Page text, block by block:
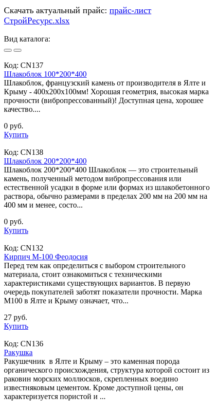
Скачать актуальный прайс: прайс-лист
СтройРесурс.xlsx
Вид каталога:
Код: CN137
Шлакоблок 100*200*400
Шлакоблок, французский камень от производителя в Ялте и
Крыму - 400х200х100мм! Хорошая геометрия, высокая марка
прочности (вибропрессованный)! Доступная цена, хорошее
качество....
0 руб.
Купить
Код: CN138
Шлакоблок 200*200*400
Шлакоблок 200*200*400 Шлакоблок — это строительный
камень, полученный методом вибропрессования или
естественной усадки в форме или формах из шлакобетонного
раствора, обычно размерами в пределах 200 мм на 200 мм на
400 мм и менее, состо...
0 руб.
Купить
Код: CN132
Кирпич М-100 Феодосия
Перед тем как определиться с выбором строительного
материала, стоит ознакомиться с техническими
характеристиками существующих вариантов. В первую
очередь покупателей заботят показатели прочности. Марка
М100 в Ялте и Крыму означает, что...
27 руб.
Купить
Код: CN136
Ракушка
Ракушечник в Ялте и Крыму – это каменная порода
органического происхождения, структура которой состоит из
раковин морских моллюсков, скрепленных воедино
известняковым цементом. Кроме доступной цены, он
характеризуется пористой и ...